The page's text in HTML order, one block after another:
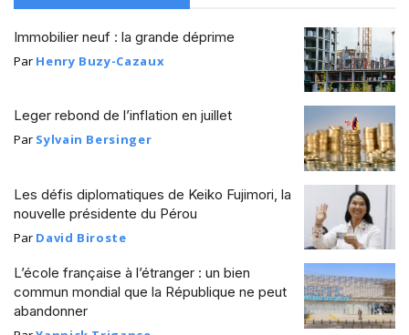
Immobilier neuf : la grande déprime
Par Henry Buzy-Cazaux
Leger rebond de l’inflation en juillet
Par Sylvain Bersinger
Les défis diplomatiques de Keiko Fujimori, la
nouvelle présidente du Pérou
Par David Biroste
L’école française à l’étranger : un bien
commun mondial que la République ne peut
abandonner